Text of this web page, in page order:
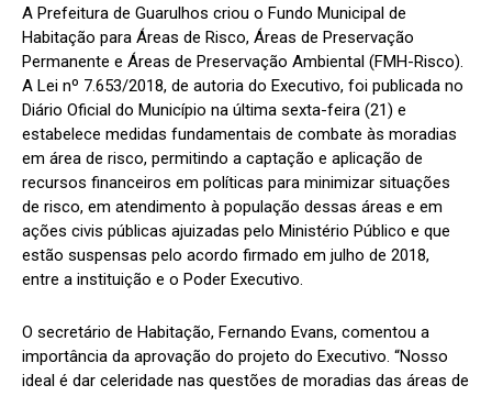
A Prefeitura de Guarulhos criou o Fundo Municipal de
Habitação para Áreas de Risco, Áreas de Preservação
Permanente e Áreas de Preservação Ambiental (FMH-Risco).
A Lei nº 7.653/2018, de autoria do Executivo, foi publicada no
Diário Oficial do Município na última sexta-feira (21) e
estabelece medidas fundamentais de combate às moradias
em área de risco, permitindo a captação e aplicação de
recursos financeiros em políticas para minimizar situações
de risco, em atendimento à população dessas áreas e em
ações civis públicas ajuizadas pelo Ministério Público e que
estão suspensas pelo acordo firmado em julho de 2018,
entre a instituição e o Poder Executivo.
O secretário de Habitação, Fernando Evans, comentou a
importância da aprovação do projeto do Executivo. “Nosso
ideal é dar celeridade nas questões de moradias das áreas de